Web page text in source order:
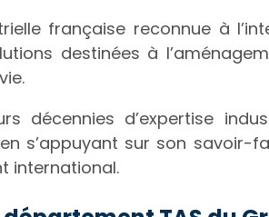
française reconnue à
destinées à
décennies d’expertise
s’appuyant sur son savoir-
international.